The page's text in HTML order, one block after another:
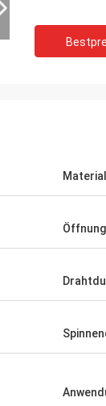
Material